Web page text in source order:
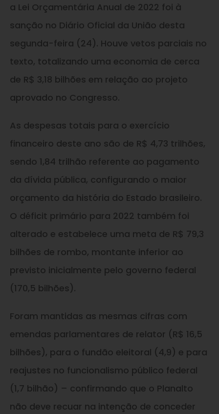
a Lei Orçamentária Anual de 2022 foi à
sanção no Diário Oficial da União desta
segunda-feira (24). Houve vetos parciais no
texto, totalizando uma economia de cerca
de R$ 3,18 bilhões em relação ao projeto
aprovado no Congresso.
As despesas totais para o exercício
financeiro deste ano são de R$ 4,73 trilhões,
sendo 1,84 trilhão referente ao pagamento
da dívida pública, configurando o maior
orçamento da história do Estado brasileiro.
O déficit primário para 2022 também foi
alterado e estabelece uma meta de R$ 79,3
bilhões de rombo, montante inferior ao
previsto inicialmente pelo governo federal
(170,5 bilhões).
Foram mantidas as mesmas cifras com
emendas parlamentares de relator (R$ 16,5
bilhões), para o fundão eleitoral (4,9) e para
reajustes no funcionalismo público federal
(1,7 bilhão) – confirmando que o Planalto
não deve recuar na intenção de conceder